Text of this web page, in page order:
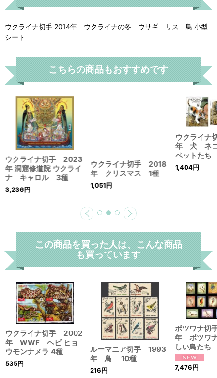
ウクライナ切手 2014年 ウクライナの冬 ウサギ リス 鳥 小型
シート
こちらの商品もおすすめです
ウクライナ切手 2023
年 洞窟修道院 ウクライ
ナ キャロル 3種
3,236円
ウクライナ切手 2018
年 クリスマス 1種
1,051円
ウクライ
年 犬 ネ
ペットた
1,404円
この商品を買った人は、こんな商品
も買っています
ボツワナ